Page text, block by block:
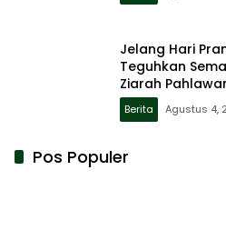
Jelang Hari
Teguhkan
Ziarah
Berita Agustus 4,
Pos Populer